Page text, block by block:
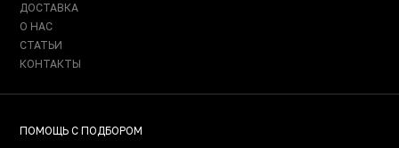
ДОСТАВКА
О НАС
СТАТЬИ
КОНТАКТЫ
ПОМОЩЬ С ПОДБОРОМ